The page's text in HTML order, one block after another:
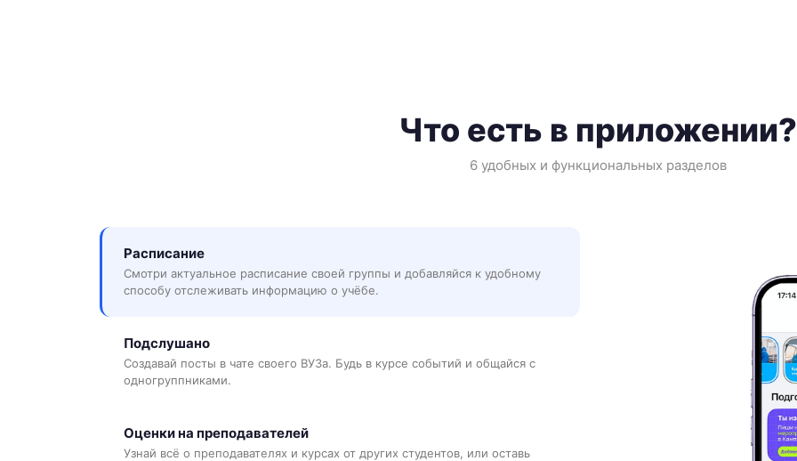
Что есть в приложении?
6 удобных и функциональных разделов
Расписание
Смотри актуальное расписание своей группы и добавляйся к удобному
способу отслеживать информацию о учёбе.
Подслушано
Создавай посты в чате своего ВУЗа. Будь в курсе событий и общайся с
одногруппниками.
Оценки на преподавателей
Узнай всё о преподавателях и курсах от других студентов, или оставь